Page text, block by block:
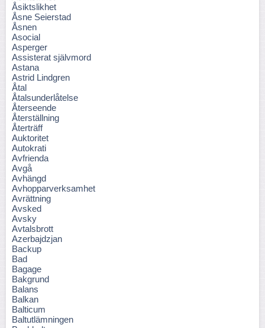
Åsiktslikhet
Åsne Seierstad
Åsnen
Asocial
Asperger
Assisterat självmord
Astana
Astrid Lindgren
Åtal
Åtalsunderlåtelse
Återseende
Återställning
Återträff
Auktoritet
Autokrati
Avfrienda
Avgå
Avhängd
Avhopparverksamhet
Avrättning
Avsked
Avsky
Avtalsbrott
Azerbajdzjan
Backup
Bad
Bagage
Bakgrund
Balans
Balkan
Balticum
Baltutlämningen